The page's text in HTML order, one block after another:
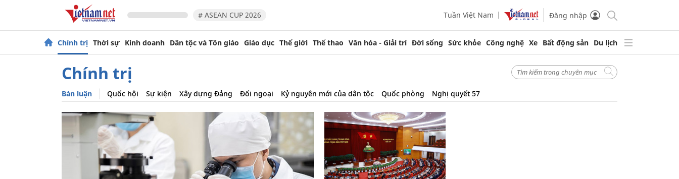
# ASEAN CUP 2026 Tuần Việt Nam Đăng nhập
Chính trị Thời sự Kinh doanh Dân tộc và Tôn giáo Giáo dục Thế giới Thể thao Văn hóa - Giải trí Đời sống Sức khỏe Công nghệ Xe Bất động sản Du lịch
Chính trị
Quốc hội Sự kiện Xây dựng Đảng Đối ngoại
Bàn luận Kỷ nguyên mới của dân tộc Quốc phòng Nghị quyết 57